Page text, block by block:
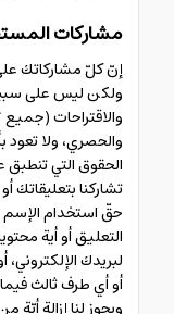
مشاركات
إنّ كلّ مشاركاتك
ولكن ليس على سبيل
والاقتراحات
والحصري، ولا
الحقوق التي
تشاركنا بتعليقاتك
حقّ استخدام الإسم
التعليق أو أية
لبريدك
أو أي طرف ثالث
ويجوز لنا إزالة أيّة